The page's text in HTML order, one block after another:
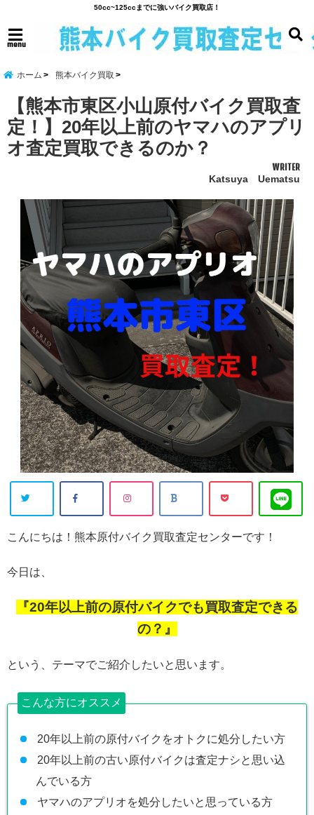
50cc~125ccまでに強いバイク買取店！
menu
ホーム 熊本バイク買取
【熊本市東区小山原付バイク買取査
定！】20年以上前のヤマハのアプリ
オ査定買取できるのか？
WRITER
Katsuya Uematsu
こんにちは！熊本原付バイク買取査定センターです！
今日は、
『20年以上前の原付バイクでも買取査定できる
の？』
という、テーマでご紹介したいと思います。
こんな方にオススメ
20年以上前の原付バイクをオトクに処分したい方
20年以上前の古い原付バイクは査定ナシと思い込
んでいる方
ヤマハのアプリオを処分したいと思っている方